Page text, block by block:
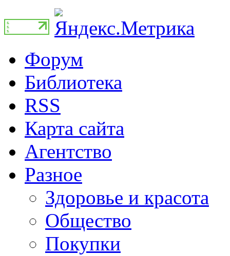
Форум
Библиотека
RSS
Карта сайта
Агентство
Разное
Здоровье и красота
Общество
Покупки